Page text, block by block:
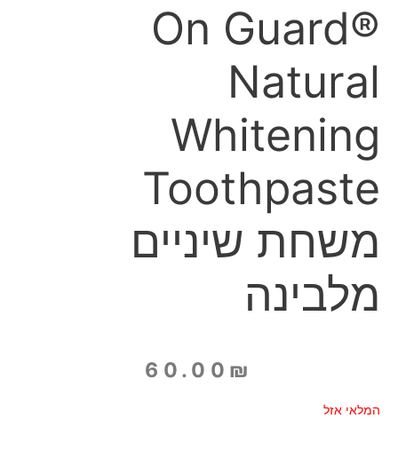
On Guard®
Natural
Whitening
Toothpaste
משחת שיניים
מלבינה
60.00 ₪
המלאי אזל